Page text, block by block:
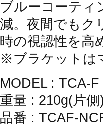
ブルーコーティ
減。夜間でもク
時の視認性を高
※ブラケットは
MODEL : TCA-F
重量 : 210g(片側)
品番 : TCAF-